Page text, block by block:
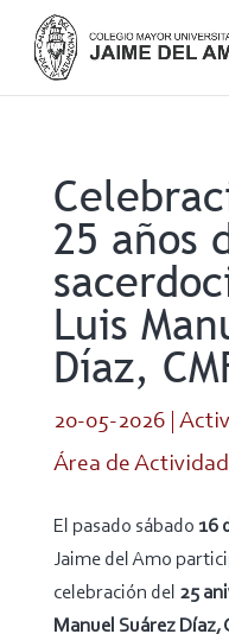
25 años
Luis
Díaz,
20-05-2026|
Área de
El pasado sábado 16
Jaime del Amo
celebración del 25
Manuel Suárez Díaz,